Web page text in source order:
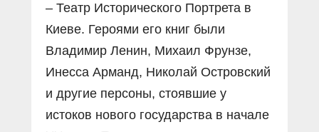
– Театр Исторического Портрета в
Киеве. Героями его книг были
Владимир Ленин, Михаил Фрунзе,
Инесса Арманд, Николай Островский
и другие персоны, стоявшие у
истоков нового государства в начале